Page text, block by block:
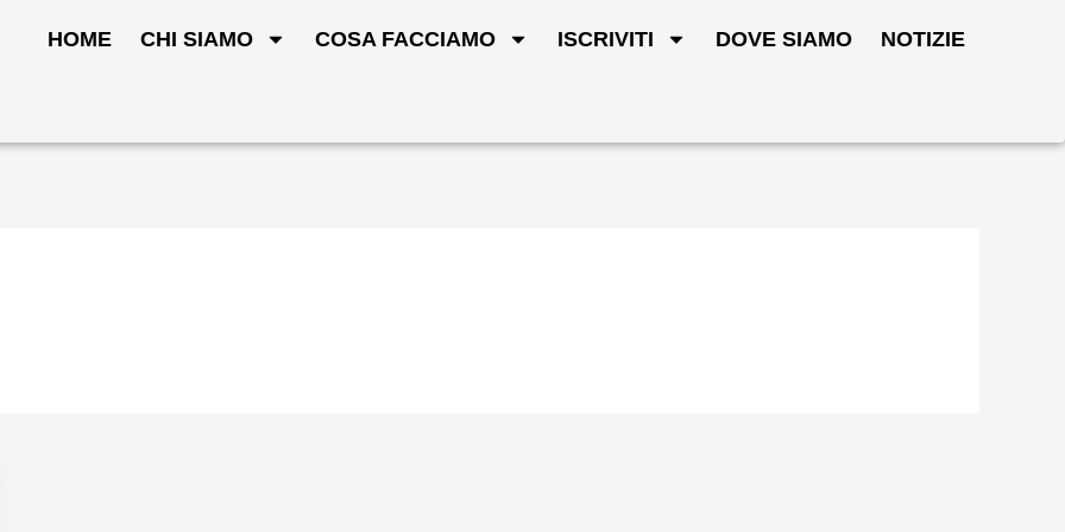
HOME CHI SIAMO COSA FACCIAMO ISCRIVITI DOVE SIAMO NOTIZIE